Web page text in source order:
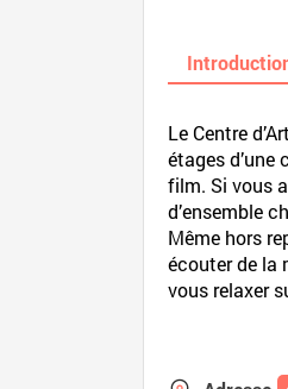
Le Centre
étages
film. Si vous
d’ensemble
Même hors
écouter de la
vous relaxer